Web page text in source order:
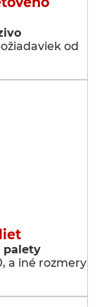
od
palety
a iné rozmery